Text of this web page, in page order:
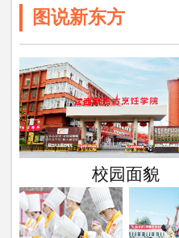
图说新东方
校园面貌